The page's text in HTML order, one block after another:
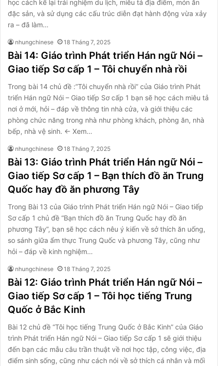
học cách kể lại trải nghiệm du lịch, miêu tả địa điểm, món ăn
đặc sản, và sử dụng các cấu trúc diễn đạt hành động vừa xảy
ra – đã làm…
nhungchinese 18 Tháng 7, 2025
Bài 14: Giáo trình Phát triển Hán ngữ Nói –
Giao tiếp Sơ cấp 1 – Tôi chuyển nhà rồi
Trong bài 14 chủ đề :”Tôi chuyển nhà rồi” của Giáo trình Phát
triển Hán ngữ Nói – Giao tiếp Sơ cấp 1 bạn sẽ học cách miêu tả
nơi ở mới, hỏi – đáp về thông tin nhà cửa, và giới thiệu các
phòng chức năng trong nhà như phòng khách, phòng ăn, nhà
bếp, nhà vệ sinh. ← Xem…
nhungchinese 18 Tháng 7, 2025
Bài 13: Giáo trình Phát triển Hán ngữ Nói –
Giao tiếp Sơ cấp 1 – Bạn thích đồ ăn Trung
Quốc hay đồ ăn phương Tây
Trong Bài 13 của Giáo trình Phát triển Hán ngữ Nói – Giao tiếp
Sơ cấp 1 chủ đề “Bạn thích đồ ăn Trung Quốc hay đồ ăn
phương Tây”, bạn sẽ học cách nêu ý kiến về sở thích ăn uống,
so sánh giữa ẩm thực Trung Quốc và phương Tây, cũng như
hỏi – đáp về kinh nghiệm…
nhungchinese 18 Tháng 7, 2025
Bài 12: Giáo trình Phát triển Hán ngữ Nói –
Giao tiếp Sơ cấp 1 – Tôi học tiếng Trung
Quốc ở Bắc Kinh
Bài 12 chủ đề “Tôi học tiếng Trung Quốc ở Bắc Kinh” của Giáo
trình Phát triển Hán ngữ Nói – Giao tiếp Sơ cấp 1 sẽ giới thiệu
đến bạn các mẫu câu trần thuật về nơi học tập, công việc, địa
điểm sinh sống, cũng như cách nói về sở thích cá nhân và mối